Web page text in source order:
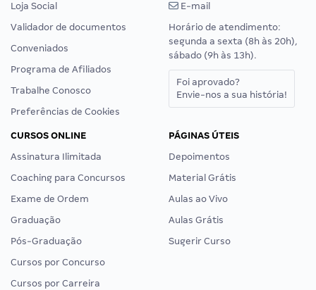
Loja Social
Validador de documentos
Conveniados
Programa de Afiliados
Trabalhe Conosco
Preferências de Cookies
E-mail
Horário de atendimento:
segunda a sexta (8h às 20h),
sábado (9h às 13h).
Foi aprovado?
Envie-nos a sua história!
CURSOS ONLINE
Assinatura Ilimitada
Coaching para Concursos
Exame de Ordem
Graduação
Pós-Graduação
Cursos por Concurso
Cursos por Carreira
PÁGINAS ÚTEIS
Depoimentos
Material Grátis
Aulas ao Vivo
Aulas Grátis
Sugerir Curso